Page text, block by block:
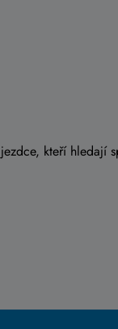
kteří hledají